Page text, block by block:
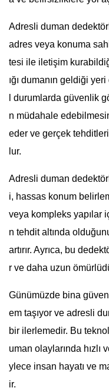
Adresli duman
adres veya konuma
tesi ile iletişim
ığı dumanın geldiği
l durumlarda güvenlik
n müdahale
eder ve gerçek
lur.
Adresli duman
i, hassas konum
veya kompleks yapılar
n tehdit altında
artırır. Ayrıca, bu
r ve daha uzun
Günümüzde bina
em taşıyor ve adresli
bir ilerlemedir. Bu
uman olaylarında hızlı
ylece insan hayatı ve
ir.